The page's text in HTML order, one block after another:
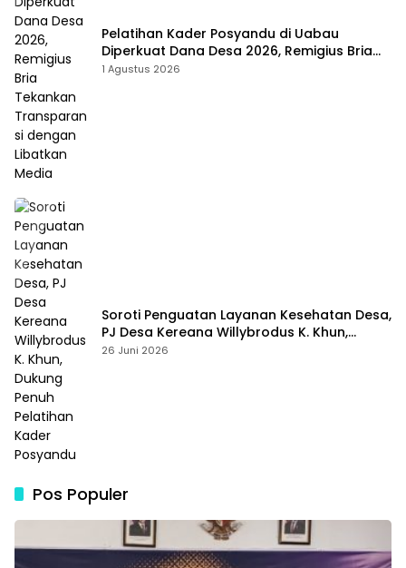
Pelatihan Kader Posyandu di Uabau
Diperkuat Dana Desa 2026, Remigius Bria
Tekankan Transparansi dengan Libatkan
1 Agustus 2026
Soroti Penguatan Layanan Kesehatan Desa,
PJ Desa Kereana Willybrodus K. Khun,
Dukung Penuh Pelatihan Kader Posyandu
26 Juni 2026
Pos Populer